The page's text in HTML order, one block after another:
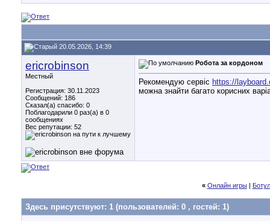
20.05.2026, 14:39
ericrobinson
Местный
Регистрация: 30.11.2023
Сообщений: 186
Сказал(а) спасибо: 0
Поблагодарили 0 раз(а) в 0
сообщениях
Вес репутации: 52
Робота за кордоном
Рекомендую сервіс https://
можна знайти багато корисних
« Онлайн игры|
Здесь присутствуют: 1 (пользователей: 0 , гостей: 1)